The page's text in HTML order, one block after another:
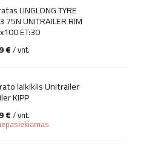
LINGLONG TYRE
UNITRAILER RIM
ET:30
€ / vnt.
laikiklis Unitrailer
KIPP
€ / vnt.